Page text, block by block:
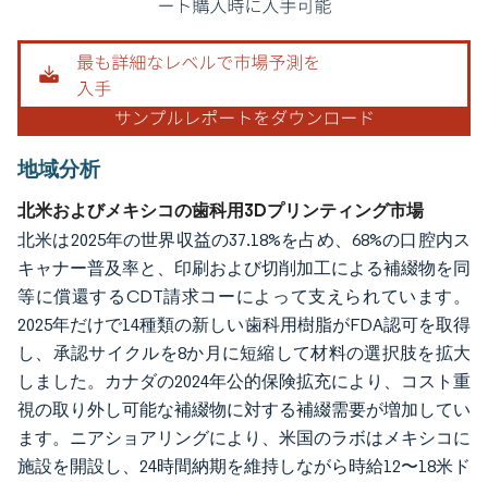
地域分析
北米およびメキシコの歯科用3Dプリンティング市場
北米は2025年の世界収益の37.18%を占め、68%の口腔内ス
キャナー普及率と、印刷および切削加工による補綴物を同
等に償還するCDT請求コーによって支えられています。
2025年だけで14種類の新しい歯科用樹脂がFDA認可を取得
し、承認サイクルを8か月に短縮して材料の選択肢を拡大
しました。カナダの2024年公的保険拡充により、コスト重
視の取り外し可能な補綴物に対する補綴需要が増加してい
ます。ニアショアリングにより、米国のラボはメキシコに
施設を開設し、24時間納期を維持しながら時給12〜18米ド